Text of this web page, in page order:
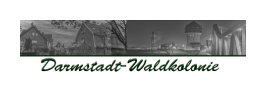
Inhalt
springen